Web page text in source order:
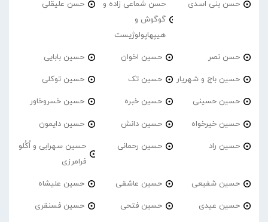
حسن بنی اسدی
حسن شماعی زاده و
گوگوش و
هیپهاپولوژیست
حسن علیقلی
حسن نصر حسین اخوان حسین بابایی
حسین باج و شهریار حسین تک حسین توکلی
حسین حسینی حسین خبره حسین خسروخاور
حسین خیرخواه حسین دانش حسین دایمون
حسین راد حسین رحمانی
حسین سهرابی و اُکُلو
فرامرزی
حسین شفیعی حسین عاشقی حسین علیشاه
حسین عیدی حسین فتحی حسین فسنقری